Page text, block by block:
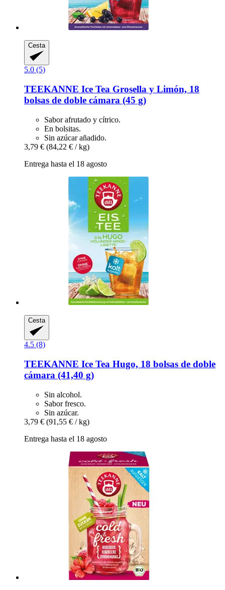
Cesta
5.0 (5)
TEEKANNE Ice Tea Grosella y Limón, 18
bolsas de doble cámara (45 g)
Sabor afrutado y cítrico.
En bolsitas.
Sin azúcar añadido.
3,79 € (84,22 € / kg)
Entrega hasta el 18 agosto
Cesta
4.5 (8)
TEEKANNE Ice Tea Hugo, 18 bolsas de doble
cámara (41,40 g)
Sin alcohol.
Sabor fresco.
Sin azúcar.
3,79 € (91,55 € / kg)
Entrega hasta el 18 agosto